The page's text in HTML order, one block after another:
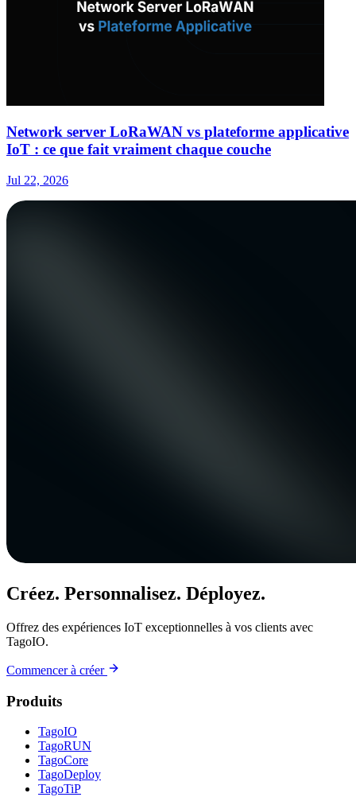
Network server LoRaWAN vs plateforme applicative
IoT : ce que fait vraiment chaque couche
Jul 22, 2026
Créez. Personnalisez. Déployez.
Offrez des expériences IoT exceptionnelles à vos clients avec
TagoIO.
Commencer à créer
Produits
TagoIO
TagoRUN
TagoCore
TagoDeploy
TagoTiP